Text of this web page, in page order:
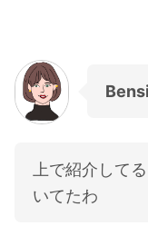
上で紹介して
いてたわ